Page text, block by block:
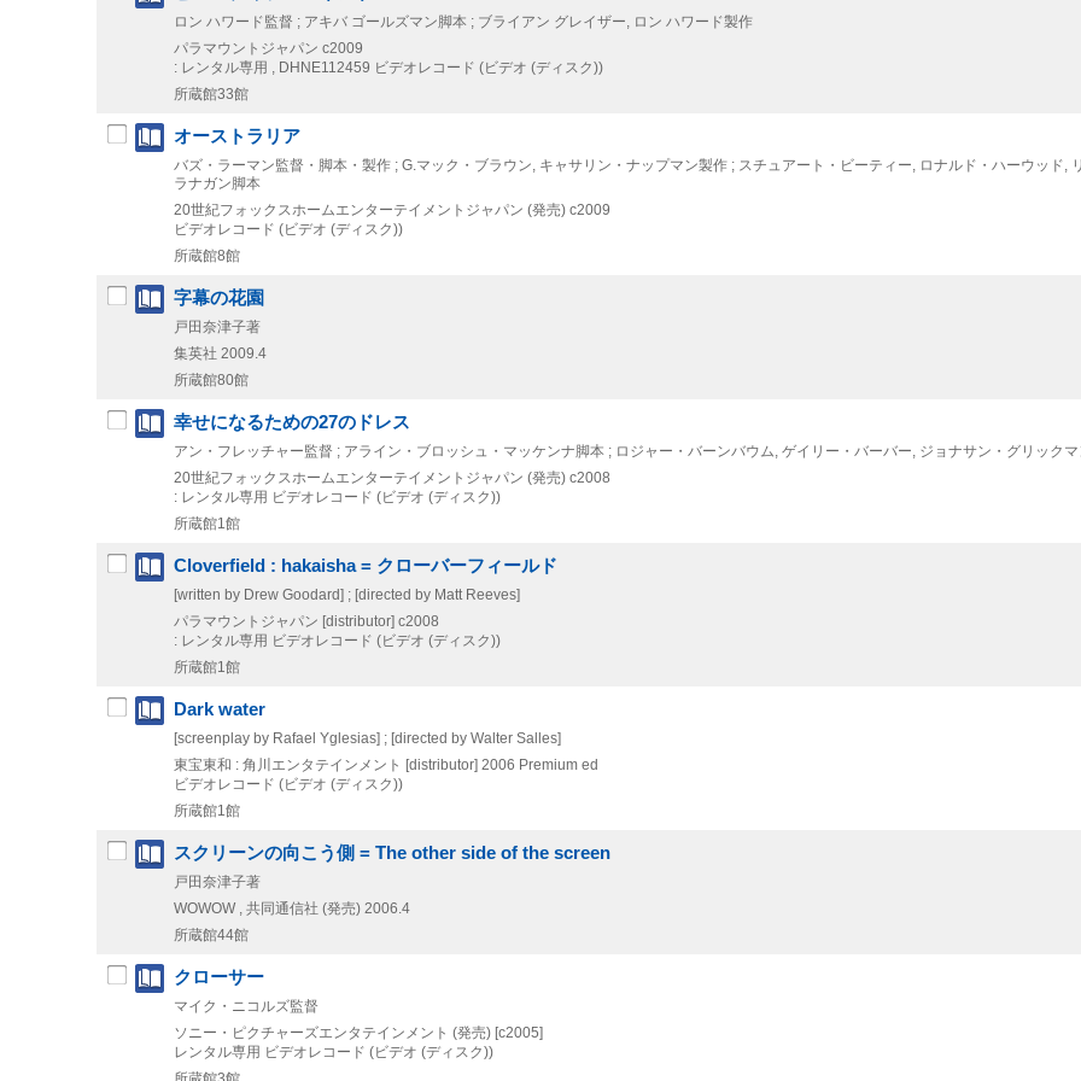
ロン ハワード監督 ; アキバ ゴールズマン脚本 ; ブライアン グレイザー, ロン ハワード製作
パラマウントジャパン c2009
: レンタル専用 , DHNE112459 ビデオレコード (ビデオ (ディスク))
所蔵館33館
オーストラリア
バズ・ラーマン監督・脚本・製作 ; G.マック・ブラウン, キャサリン・ナップマン製作 ; スチュアート・ビーティー, ロナルド・ハーウッド,
ラナガン脚本
20世紀フォックスホームエンターテイメントジャパン (発売) c2009
ビデオレコード (ビデオ (ディスク))
所蔵館8館
字幕の花園
戸田奈津子著
集英社 2009.4
所蔵館80館
幸せになるための27のドレス
アン・フレッチャー監督 ; アライン・ブロッシュ・マッケンナ脚本 ; ロジャー・バーンバウム, ゲイリー・バーバー, ジョナサン・グリック
20世紀フォックスホームエンターテイメントジャパン (発売) c2008
: レンタル専用 ビデオレコード (ビデオ (ディスク))
所蔵館1館
Cloverfield : hakaisha = クローバーフィールド
[written by Drew Goodard] ; [directed by Matt Reeves]
パラマウントジャパン [distributor] c2008
: レンタル専用 ビデオレコード (ビデオ (ディスク))
所蔵館1館
Dark water
[screenplay by Rafael Yglesias] ; [directed by Walter Salles]
東宝東和 : 角川エンタテインメント [distributor] 2006 Premium ed
ビデオレコード (ビデオ (ディスク))
所蔵館1館
スクリーンの向こう側 = The other side of the screen
戸田奈津子著
WOWOW , 共同通信社 (発売) 2006.4
所蔵館44館
クローサー
マイク・ニコルズ監督
ソニー・ピクチャーズエンタテインメント (発売) [c2005]
レンタル専用 ビデオレコード (ビデオ (ディスク))